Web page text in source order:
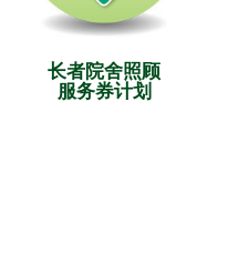
长者院舍照顾
服务券计划